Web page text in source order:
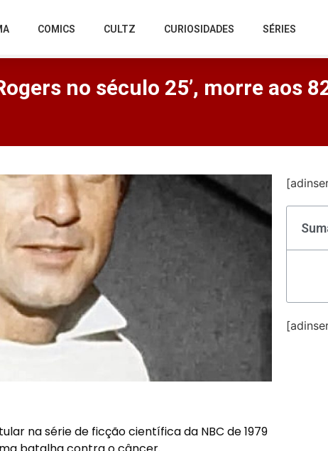
COMICS CULTZ CURIOSIDADES SÉRIES
no século 25’, morre aos
na série de ficção científica da NBC de 1979